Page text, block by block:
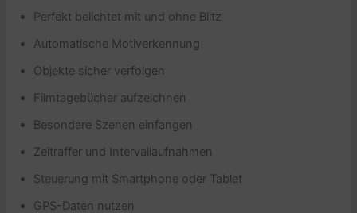
Perfekt belichtet mit und ohne Blitz
Automatische Motiverkennung
Objekte sicher verfolgen
Filmtagebücher aufzeichnen
Besondere Szenen einfangen
Zeitraffer und Intervallaufnahmen
Steuerung mit Smartphone oder Tablet
GPS-Daten nutzen